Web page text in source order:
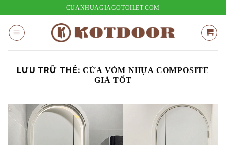
nội
dung
CUANHUAGIAGOTOILET.COM
LƯU TRỮ THẺ:CỬA VÒM NHỰA COMPOSITE
GIÁ TỐT